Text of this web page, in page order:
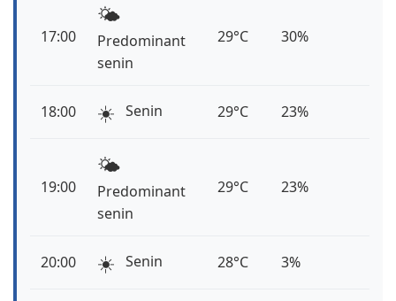
17:00
🌤️
Predominant
senin
29°C 30%
18:00 ☀️ Senin 29°C 23%
19:00
🌤️
Predominant
senin
29°C 23%
20:00 ☀️ Senin 28°C 3%